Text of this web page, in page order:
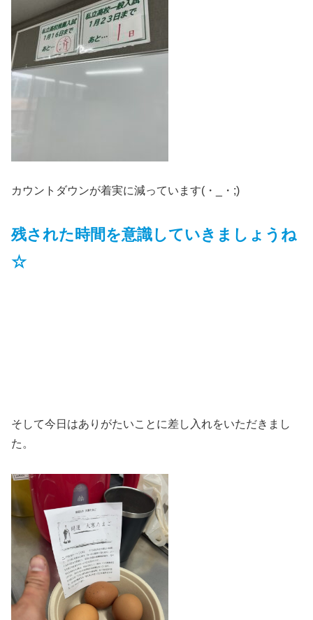
カウントダウンが着実に減っています(・_・;)
残された時間を意識していきましょうね
☆
そして今日はありがたいことに差し入れをいただきまし
た。